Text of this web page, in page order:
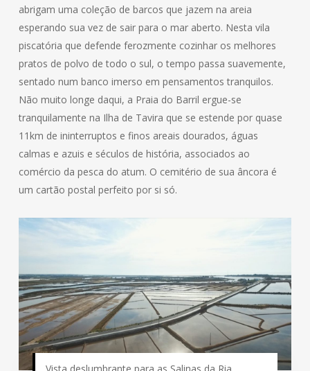
abrigam uma coleção de barcos que jazem na areia
esperando sua vez de sair para o mar aberto. Nesta vila
piscatória que defende ferozmente cozinhar os melhores
pratos de polvo de todo o sul, o tempo passa suavemente,
sentado num banco imerso em pensamentos tranquilos.
Não muito longe daqui, a Praia do Barril ergue-se
tranquilamente na Ilha de Tavira que se estende por quase
11km de ininterruptos e finos areais dourados, águas
calmas e azuis e séculos de história, associados ao
comércio da pesca do atum. O cemitério de sua âncora é
um cartão postal perfeito por si só.